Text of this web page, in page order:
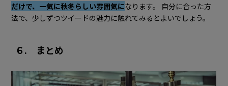
だけで、一気に秋冬らしい雰囲気になります。 自分に合った方
法で、少しずつツイードの魅力に触れてみるとよいでしょう。
６. まとめ